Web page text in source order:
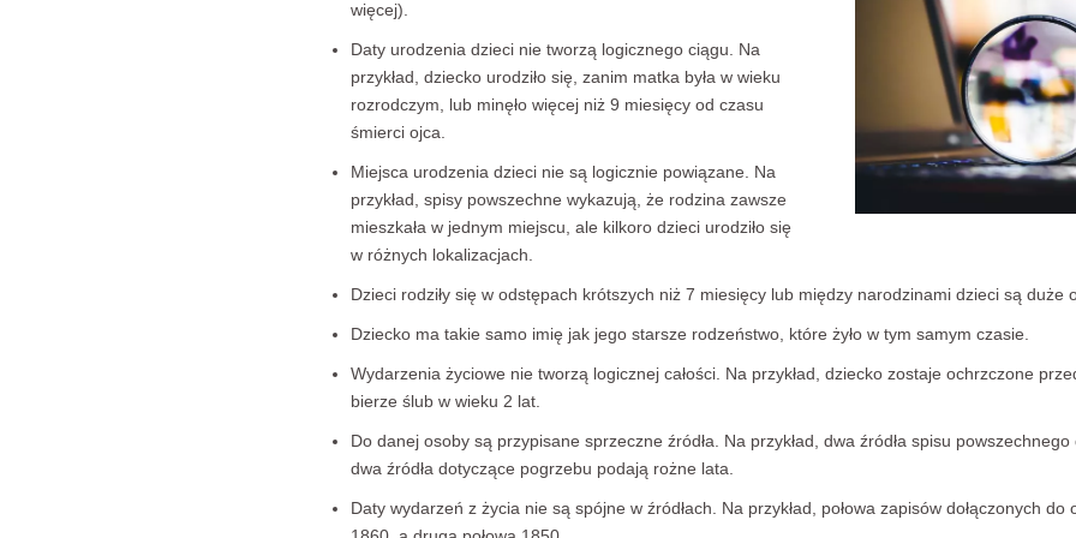
więcej).
Daty urodzenia dzieci nie tworzą logicznego ciągu. Na
przykład, dziecko urodziło się, zanim matka była w wieku
rozrodczym, lub minęło więcej niż 9 miesięcy od czasu
śmierci ojca.
Miejsca urodzenia dzieci nie są logicznie powiązane. Na
przykład, spisy powszechne wykazują, że rodzina zawsze
mieszkała w jednym miejscu, ale kilkoro dzieci urodziło się
w różnych lokalizacjach.
Dzieci rodziły się w odstępach krótszych niż 7 miesięcy lub między narodzinami dzieci są duże
Dziecko ma takie samo imię jak jego starsze rodzeństwo, które żyło w tym samym czasie.
Wydarzenia życiowe nie tworzą logicznej całości. Na przykład, dziecko zostaje ochrzczone
bierze ślub w wieku 2 lat.
Do danej osoby są przypisane sprzeczne źródła. Na przykład, dwa źródła spisu
dwa źródła dotyczące pogrzebu podają rożne lata.
Daty wydarzeń z życia nie są spójne w źródłach. Na przykład, połowa zapisów dołączonych